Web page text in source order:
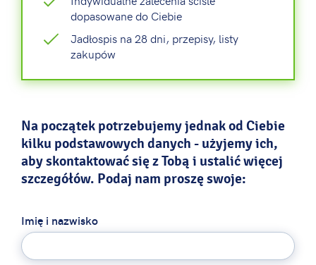
dopasowane do Ciebie
Jadłospis na 28 dni, przepisy, listy
zakupów
Na początek potrzebujemy jednak od Ciebie
kilku podstawowych danych - użyjemy ich,
aby skontaktować się z Tobą i ustalić więcej
szczegółów. Podaj nam proszę swoje:
Imię i nazwisko